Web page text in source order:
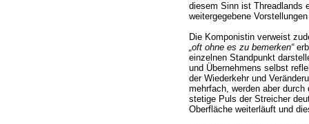
diesem Sinn ist Threadlands
weitergegebene
Die Komponistin verweist
„oft ohne es zu bemerken“
einzelnen Standpunkt
und Übernehmens selbst
der Wiederkehr und
mehrfach, werden aber durch
stetige Puls der Streicher
Oberfläche weiterläuft und